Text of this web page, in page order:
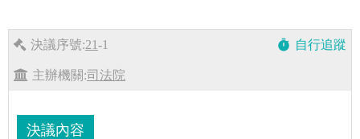
決議序號:21-1 timer 自行追蹤
主辦機關:司法院
決議內容